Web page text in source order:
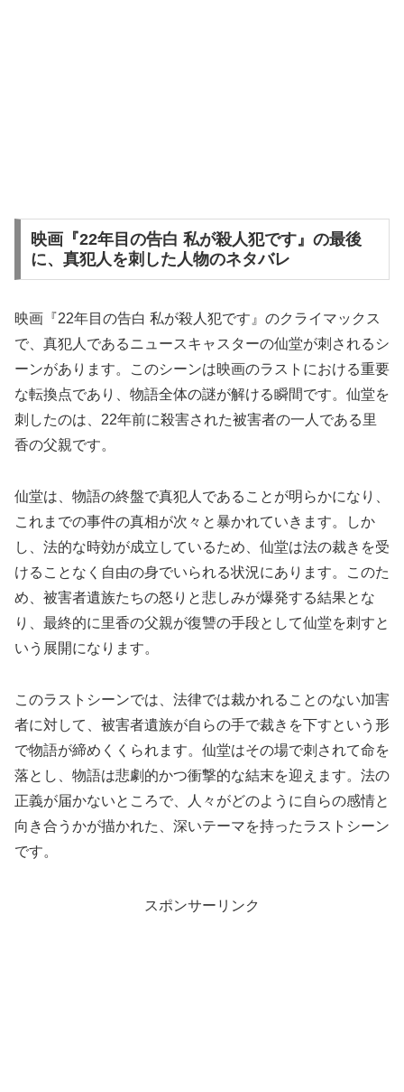
映画『22年目の告白 私が殺人犯です』の最後
に、真犯人を刺した人物のネタバレ
映画『22年目の告白 私が殺人犯です』のクライマックス
で、真犯人であるニュースキャスターの仙堂が刺されるシ
ーンがあります。このシーンは映画のラストにおける重要
な転換点であり、物語全体の謎が解ける瞬間です。仙堂を
刺したのは、22年前に殺害された被害者の一人である里
香の父親です。
仙堂は、物語の終盤で真犯人であることが明らかになり、
これまでの事件の真相が次々と暴かれていきます。しか
し、法的な時効が成立しているため、仙堂は法の裁きを受
けることなく自由の身でいられる状況にあります。このた
め、被害者遺族たちの怒りと悲しみが爆発する結果とな
り、最終的に里香の父親が復讐の手段として仙堂を刺すと
いう展開になります。
このラストシーンでは、法律では裁かれることのない加害
者に対して、被害者遺族が自らの手で裁きを下すという形
で物語が締めくくられます。仙堂はその場で刺されて命を
落とし、物語は悲劇的かつ衝撃的な結末を迎えます。法の
正義が届かないところで、人々がどのように自らの感情と
向き合うかが描かれた、深いテーマを持ったラストシーン
です。
スポンサーリンク